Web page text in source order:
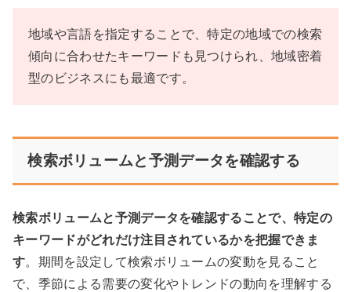
地域や言語を指定することで、特定の地域での検索
傾向に合わせたキーワードも見つけられ、地域密着
型のビジネスにも最適です。
検索ボリュームと予測データを確認する
検索ボリュームと予測データを確認することで、特定の
キーワードがどれだけ注目されているかを把握できま
す。期間を設定して検索ボリュームの変動を見ること
で、季節による需要の変化やトレンドの動向を理解する